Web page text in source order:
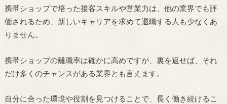
携帯ショップで培った接客スキルや営業力は、他の業界でも評
価されるため、新しいキャリアを求めて退職する人も少なくあ
りません。
携帯ショップの離職率は確かに高めですが、裏を返せば、それ
だけ多くのチャンスがある業界とも言えます。
自分に合った環境や役割を見つけることで、長く働き続けるこ